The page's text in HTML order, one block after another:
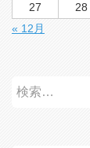
27
28
« 12月
検